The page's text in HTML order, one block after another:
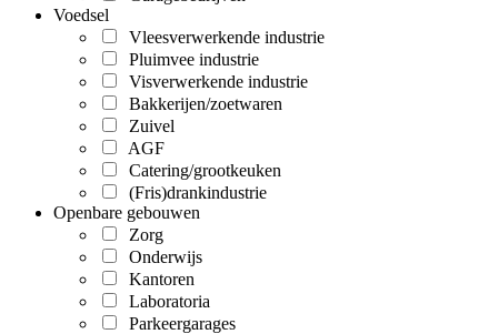
Voedsel
Vleesverwerkende industrie
Pluimvee industrie
Visverwerkende industrie
Bakkerijen/zoetwaren
Zuivel
AGF
Catering/grootkeuken
(Fris)drankindustrie
Openbare gebouwen
Zorg
Onderwijs
Kantoren
Laboratoria
Parkeergarages